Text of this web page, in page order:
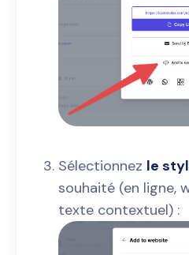
Sélectionnez le
souhaité (en ligne,
texte contextuel) :